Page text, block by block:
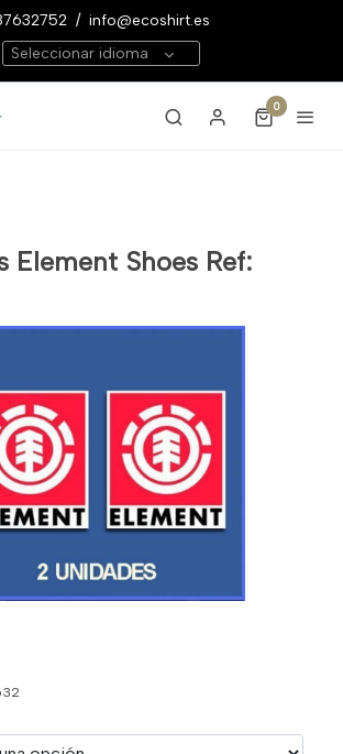
/ info@ecoshirt.es
Seleccionar idioma
0
Element Shoes Ref: